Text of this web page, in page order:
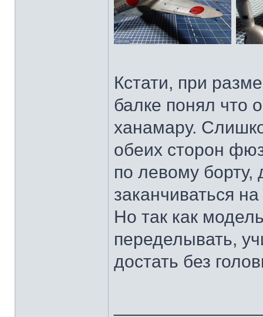
Кстати, при
балке понял что
ханамару.
обеих сторон
по левому борту,
заканчиваться
Но так как
переделывать,
достать без